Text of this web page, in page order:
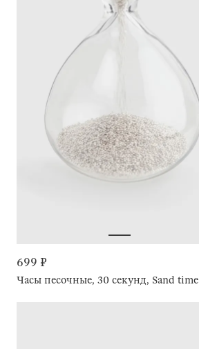
699 ₽
Часы песочные, 30 секунд, Sand time